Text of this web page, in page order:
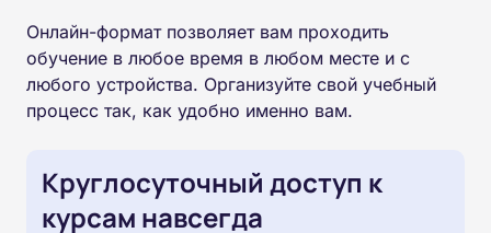
Онлайн-формат позволяет вам проходить
обучение в любое время в любом месте и с
любого устройства. Организуйте свой учебный
процесс так, как удобно именно вам.
Круглосуточный доступ к
курсам навсегда